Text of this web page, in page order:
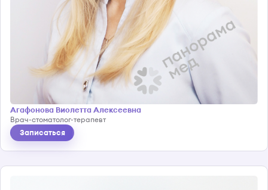
Агафонова Виолетта Алексеевна
Врач-стоматолог-терапевт
Записаться